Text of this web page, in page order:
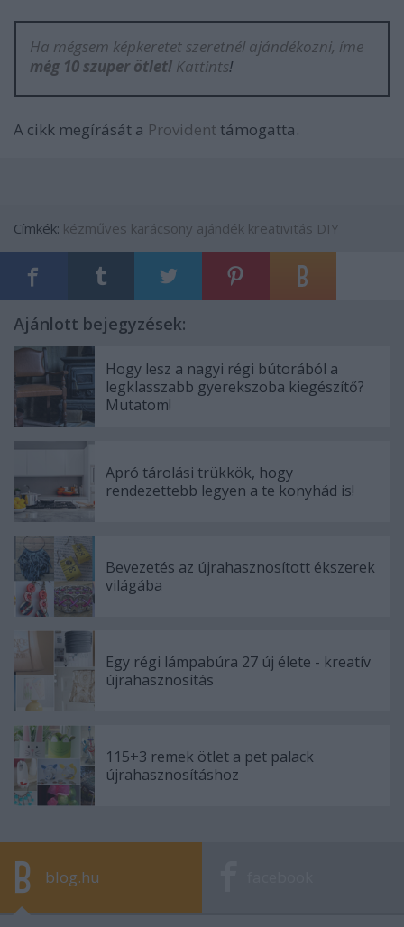
Ha mégsem képkeretet szeretnél ajándékozni, íme
még 10 szuper ötlet! Kattints!
A cikk megírását a Provident támogatta.
Címkék: kézműves karácsony ajándék kreativitás DIY
Ajánlott bejegyzések:
Hogy lesz a nagyi régi bútorából a
legklasszabb gyerekszoba kiegészítő?
Mutatom!
Apró tárolási trükkök, hogy
rendezettebb legyen a te konyhád is!
Bevezetés az újrahasznosított ékszerek
világába
Egy régi lámpabúra 27 új élete - kreatív
újrahasznosítás
115+3 remek ötlet a pet palack
újrahasznosításhoz
blog.hu